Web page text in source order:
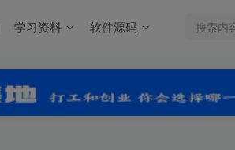
学习资料 软件源码